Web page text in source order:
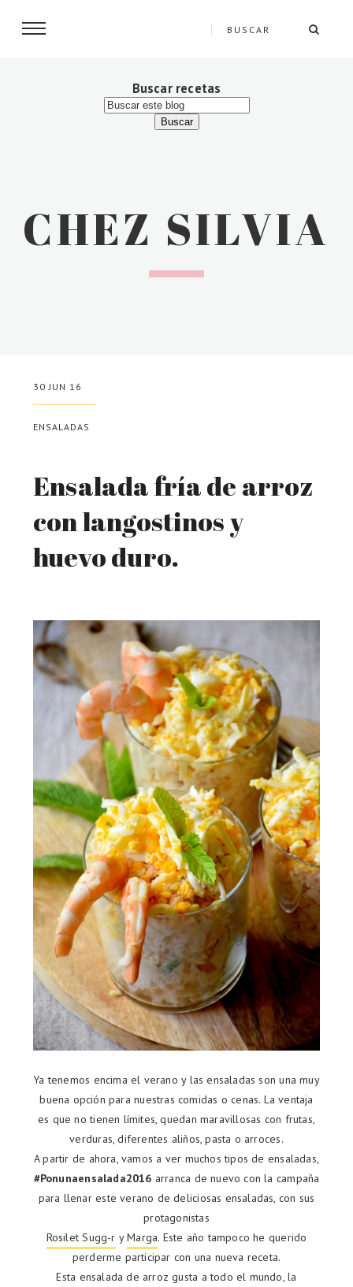
Buscar recetas
CHEZ SILVIA
30 JUN 16
ENSALADAS
Ensalada fría de arroz
con langostinos y
huevo duro.
Ya tenemos encima el verano y las ensaladas son una muy
buena opción para nuestras comidas o cenas. La ventaja
es que no tienen límites, quedan maravillosas con frutas,
verduras, diferentes aliños, pasta o arroces.
A partir de ahora, vamos a ver muchos tipos de ensaladas,
#Ponunaensalada2016 arranca de nuevo con la campaña
para llenar este verano de deliciosas ensaladas, con sus
protagonistas
Rosilet Sugg-r yMarga. Este año tampoco he querido
perderme participar con una nueva receta.
Esta ensalada de arroz gusta a todo el mundo, la